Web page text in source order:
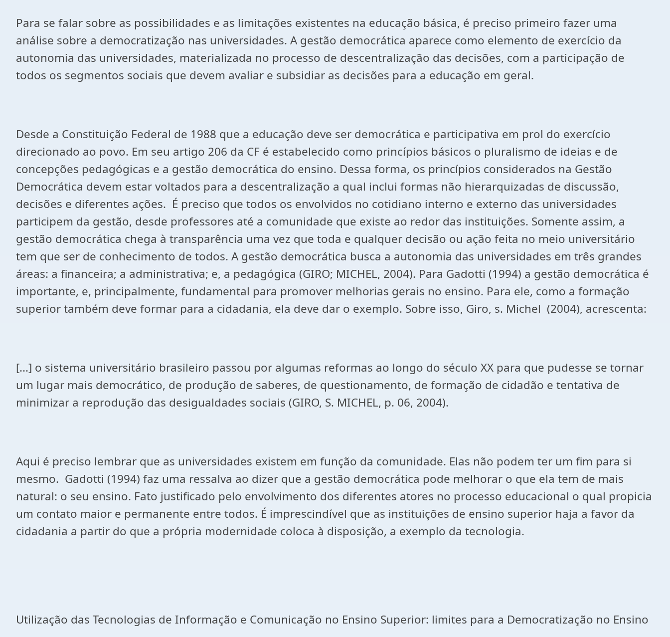
Para se falar sobre as possibilidades e as limitações existentes na educação básica, é preciso primeiro fazer uma
análise sobre a democratização nas universidades. A gestão democrática aparece como elemento de exercício da
autonomia das universidades, materializada no processo de descentralização das decisões, com a participação de
todos os segmentos sociais que devem avaliar e subsidiar as decisões para a educação em geral.
Desde a Constituição Federal de 1988 que a educação deve ser democrática e participativa em prol do exercício
direcionado ao povo. Em seu artigo 206 da CF é estabelecido como princípios básicos o pluralismo de ideias e de
concepções pedagógicas e a gestão democrática do ensino. Dessa forma, os princípios considerados na Gestão
Democrática devem estar voltados para a descentralização a qual inclui formas não hierarquizadas de discussão,
decisões e diferentes ações. É preciso que todos os envolvidos no cotidiano interno e externo das universidades
participem da gestão, desde professores até a comunidade que existe ao redor das instituições. Somente assim, a
gestão democrática chega à transparência uma vez que toda e qualquer decisão ou ação feita no meio universitário
tem que ser de conhecimento de todos. A gestão democrática busca a autonomia das universidades em três grandes
áreas: a financeira; a administrativa; e, a pedagógica (GIRO; MICHEL, 2004). Para Gadotti (1994) a gestão democrática é
importante, e, principalmente, fundamental para promover melhorias gerais no ensino. Para ele, como a formação
superior também deve formar para a cidadania, ela deve dar o exemplo. Sobre isso, Giro, s. Michel (2004), acrescenta:
[...] o sistema universitário brasileiro passou por algumas reformas ao longo do século XX para que pudesse se tornar
um lugar mais democrático, de produção de saberes, de questionamento, de formação de cidadão e tentativa de
minimizar a reprodução das desigualdades sociais (GIRO, S. MICHEL, p. 06, 2004).
Aqui é preciso lembrar que as universidades existem em função da comunidade. Elas não podem ter um fim para si
mesmo. Gadotti (1994) faz uma ressalva ao dizer que a gestão democrática pode melhorar o que ela tem de mais
natural: o seu ensino. Fato justificado pelo envolvimento dos diferentes atores no processo educacional o qual propicia
um contato maior e permanente entre todos. É imprescindível que as instituições de ensino superior haja a favor da
cidadania a partir do que a própria modernidade coloca à disposição, a exemplo da tecnologia.
Utilização das Tecnologias de Informação e Comunicação no Ensino Superior: limites para a Democratização no Ensino